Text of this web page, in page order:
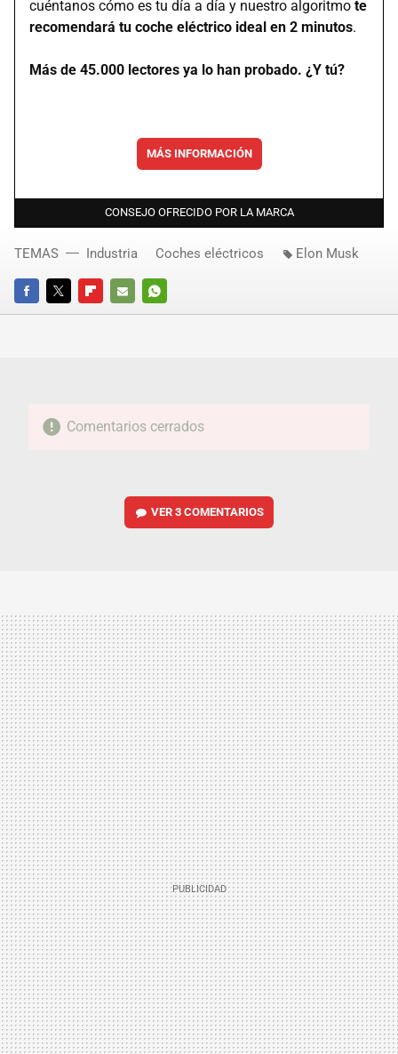
cuéntanos cómo es tu día a día y nuestro algoritmo te
recomendará tu coche eléctrico ideal en 2 minutos.
Más de 45.000 lectores ya lo han probado. ¿Y tú?
MÁS INFORMACIÓN
CONSEJO OFRECIDO POR LA MARCA
FACEBOOKTWITTERFLIPBOARD
E-
WHATSAPP
TEMAS Industria Coches eléctricos Elon Musk
Comentarios cerrados
VER3 COMENTARIOS